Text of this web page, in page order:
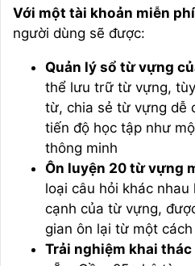
Với một tài khoản miễn
người dùng sẽ được:
Quản lý sổ từ vựng
thể lưu trữ từ vựng,
từ, chia sẻ từ vựng dễ
tiến độ học tập như
thông minh
Ôn luyện 20 từ vựng
loại câu hỏi khác
cạnh của từ vựng,
gian ôn lại từ một
Trải nghiệm khai